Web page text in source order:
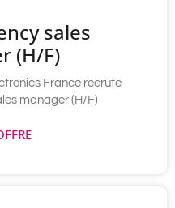
sales
(H/F)
France recrute
manager (H/F)